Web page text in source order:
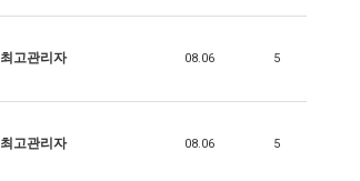
최고관리자 08.06 5
최고관리자 08.06 5